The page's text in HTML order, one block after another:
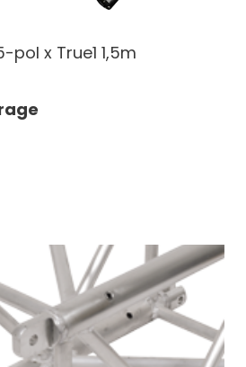
pol x True1 1,5m